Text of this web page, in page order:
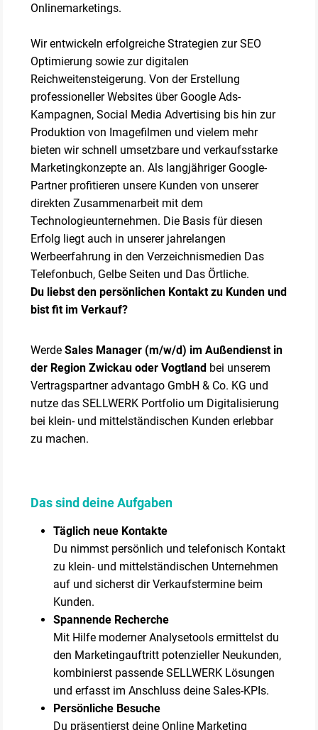
Onlinemarketings.
Wir entwickeln erfolgreiche Strategien zur SEO
Optimierung sowie zur digitalen
Reichweitensteigerung. Von der Erstellung
professioneller Websites über Google Ads-
Kampagnen, Social Media Advertising bis hin zur
Produktion von Imagefilmen und vielem mehr
bieten wir schnell umsetzbare und verkaufsstarke
Marketingkonzepte an. Als langjähriger Google-
Partner profitieren unsere Kunden von unserer
direkten Zusammenarbeit mit dem
Technologieunternehmen. Die Basis für diesen
Erfolg liegt auch in unserer jahrelangen
Werbeerfahrung in den Verzeichnismedien Das
Telefonbuch, Gelbe Seiten und Das Örtliche.
Du liebst den persönlichen Kontakt zu Kunden und
bist fit im Verkauf?
WerdeSales Manager (m/w/d) im Außendienst in
der Region Zwickau oder Vogtland bei unserem
Vertragspartner advantago GmbH & Co. KG und
nutze das SELLWERK Portfolio um Digitalisierung
bei klein- und mittelständischen Kunden erlebbar
zu machen.
Das sind deine Aufgaben
Täglich neue Kontakte
Du nimmst persönlich und telefonisch Kontakt
zu klein- und mittelständischen Unternehmen
auf und sicherst dir Verkaufstermine beim
Kunden.
Spannende Recherche
Mit Hilfe moderner Analysetools ermittelst du
den Marketingauftritt potenzieller Neukunden,
kombinierst passende SELLWERK Lösungen
und erfasst im Anschluss deine Sales-KPIs.
Persönliche Besuche
Du präsentierst deine Online Marketing